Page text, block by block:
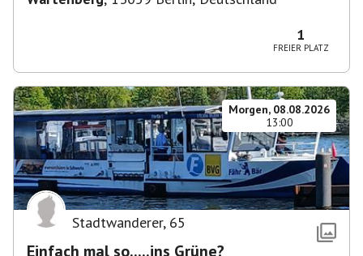
1
FREIER PLATZ
Morgen, 08.08.2026
13:00
Stadtwanderer, 65
Einfach mal so.....ins Grüne?